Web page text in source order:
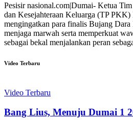
Pesisir nasional.com|Dumai- Ketua
dan Kesejahteraan Keluarga (TP
mengingatkan para finalis Bujang
menjaga marwah serta memperkuat
sebagai bekal menjalankan peran
Video Terbaru
Video Terbaru
Bang Lius, Menuju Dumai 1